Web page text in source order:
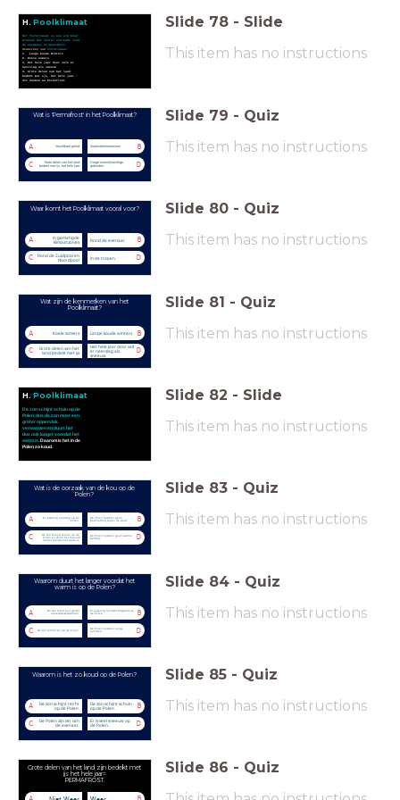
H. Poolklimaat
Het Poolklimaat is een erg koud
klimaat dat vooral voorkomt rond
de Zuidpool en Noordpool.
Kenmerken vanPoolklimaat:
1. Lange koude Winters
2. Koele zomers
3, Het hele jaar door valt er
neerslag als sneeuw
4. Grote delen van het land
bedekt met ijs, het hele jaar :
dit noemen wePermafrost
Slide 78 - Slide
This item has no instructions
Wat is 'Permafrost' in het Poolklimaat?
A Vruchtbare grond B
Zoutwatermoerassen
C
Grote delen van het land
bedekt met ijs, het hele jaar
D
Droge woestijnachtige
gebieden
Slide 79 - Quiz
This item has no instructions
Waar komt het Poolklimaat vooral voor?
A
In gematigde
klimaatzones
B
Rond de evenaar
C
Rond de Zuidpool en
Noordpool
D
In de tropen
Slide 80 - Quiz
This item has no instructions
Wat zijn de kenmerken van het
Poolklimaat?
A Koele zomers B
Lange koude winters
C
Grote delen van het
land bedekt met ijs
D
Het hele jaar door valt
er neerslag als
sneeuw
Slide 81 - Quiz
This item has no instructions
H. Poolklimaat
De zon schijnt schuin op de
Polen, dus de zon moet een
groter oppervlak
verwarmen en duurt het
dus ook langer voordat het
warm is. Daarom is het in de
Polen zo koud.
Slide 82 - Slide
This item has no instructions
Wat is de oorzaak van de kou op de
Polen?
A Er is weinig neerslag op de
Polen. B
De Polen hebben geen
beschutting tegen de wind.
C De zon schijnt schuin op de
Polen en duurt het dus ook
langer voordat het warm is. D
De Polen hebben geen warme
kleding.
Slide 83 - Quiz
This item has no instructions
Waarom duurt het langer voordat het
warm is op de Polen?
A De zon moet een groter
oppervlak verwarmen. B
Er is weinig luchtvochtigheid op
de Polen.
C De zon schijnt fel op de Polen. D
De Polen hebben lange
nachten.
Slide 84 - Quiz
This item has no instructions
Waarom is het zo koud op de Polen?
A
De zon schijnt recht
op de Polen.
B
De zon schijnt schuin
op de Polen.
C
De Polen zijn ver van
de evenaar.
D
Er is veel sneeuw op
de Polen.
Slide 85 - Quiz
This item has no instructions
Grote delen van het land zijn bedekt met
ijs het hele jaar=
PERMAFROST.
Slide 86 - Quiz